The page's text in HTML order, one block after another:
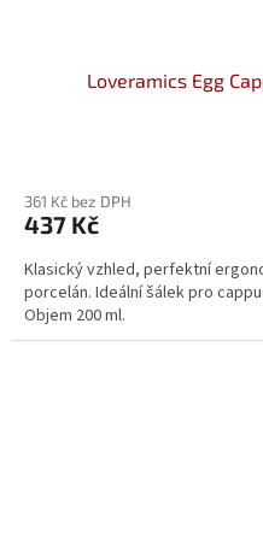
Loveramics Egg
361 Kč bez DPH
437 Kč
Klasický vzhled, perfektní
porcelán. Ideální šálek pro
Objem 200 ml.